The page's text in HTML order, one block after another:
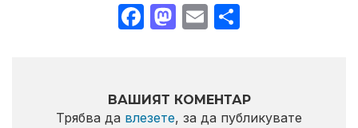
Facebook
Mastodon
Email
ВАШИЯТ КОМЕНТАР
Трябва да влезете, за да публикувате